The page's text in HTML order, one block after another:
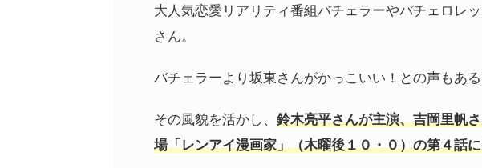
大人気恋愛リアリティ番組バチェラーやバチェロレ
さん。
バチェラーより坂東さんがかっこいい！との声もある
その風貌を活かし、 鈴木亮平さんが主演、吉岡里帆
場「レンアイ漫画家」（木曜後１０・０）の第４話